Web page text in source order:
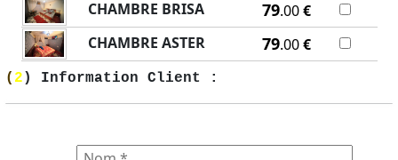
CHAMBRE BRISA
79.00€
CHAMBRE ASTER
79.00€
( 2 ) Information Client :